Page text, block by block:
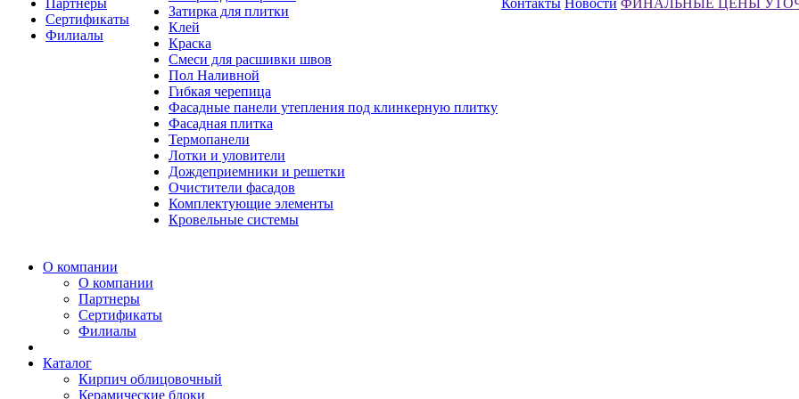
Партнеры
Сертификаты
Филиалы
Затирка для плитки
Клей
Краска
Смеси для расшивки швов
Пол Наливной
Гибкая черепица
Фасадные панели утепления под клинкерную плитку
Фасадная плитка
Термопанели
Лотки и уловители
Дождеприемники и решетки
Очистители фасадов
Комплектующие элементы
Кровельные системы
Контакты Новости ФИНАЛЬНЫЕ ЦЕНЫ
О компании
О компании
Партнеры
Сертификаты
Филиалы
Каталог
Кирпич облицовочный
Керамические блоки